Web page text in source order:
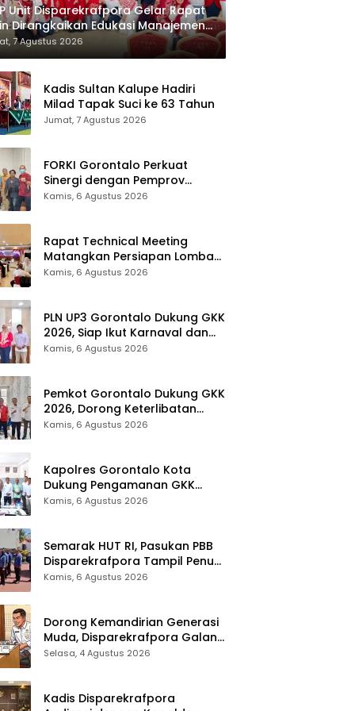
Unit Disparekrafpora Gelar Rapat
Dirangkaikan Edukasi Manajemen
7 Agustus 2026
Kadis Sultan Kalupe Hadiri
Milad Tapak Suci ke 63 Tahun
Jumat, 7 Agustus 2026
FORKI Gorontalo Perkuat
Sinergi dengan Pemprov
Jelang Kejurda Liga 1 Piala
Kamis, 6 Agustus 2026
Rapat Technical Meeting
Matangkan Persiapan Lomba
Olahraga Masyarakat Tingkat
Kamis, 6 Agustus 2026
PLN UP3 Gorontalo Dukung GKK
2026, Siap Ikut Karnaval dan
Pastikan Ketersediaan Listrik
Kamis, 6 Agustus 2026
Pemkot Gorontalo Dukung GKK
2026, Dorong Keterlibatan
UMKM dan Ekraf Lokal
Kamis, 6 Agustus 2026
Kapolres Gorontalo Kota
Dukung Pengamanan GKK
2026, Disparekrafpora Perkuat
Kamis, 6 Agustus 2026
Semarak HUT RI, Pasukan PBB
Disparekrafpora Tampil Penuh
Semangat
Kamis, 6 Agustus 2026
Dorong Kemandirian Generasi
Muda, Disparekrafpora Galang
Dukungan Penuh Para Aleg
Selasa, 4 Agustus 2026
Kadis Disparekrafpora